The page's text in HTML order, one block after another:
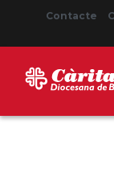
Contacte